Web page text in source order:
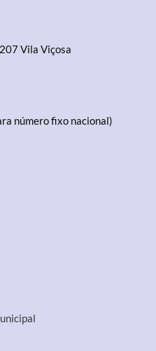
Vila Viçosa
número fixo nacional)